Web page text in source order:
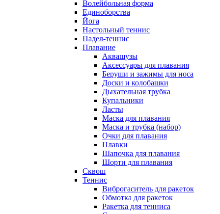
Волейбольная форма
Единоборства
Йога
Настольный теннис
Падел-теннис
Плавание
Аквашузы
Аксессуары для плавания
Беруши и зажимы для носа
Доски и колобашки
Дыхательная трубка
Купальники
Ласты
Маска для плавания
Маска и трубка (набор)
Очки для плавания
Плавки
Шапочка для плавания
Шорти для плавания
Сквош
Теннис
Виброгаситель для ракеток
Обмотка для ракеток
Ракетка для тенниса